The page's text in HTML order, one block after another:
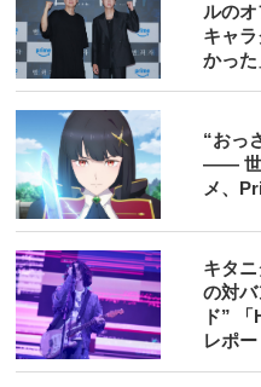
ルの
キャ
かった
“おっ
―― 世
メ、
キタ
の対
ド”
レポー